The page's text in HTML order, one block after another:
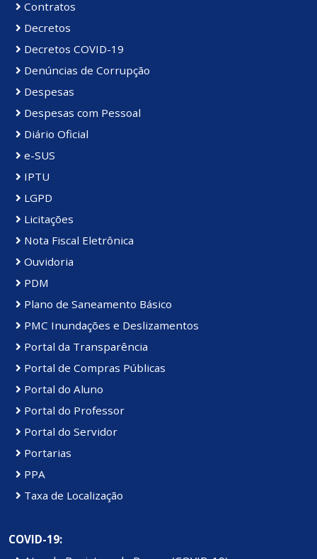
Contratos
Decretos
Decretos COVID-19
Denúncias de Corrupção
Despesas
Despesas com Pessoal
Diário Oficial
e-SUS
IPTU
LGPD
Licitações
Nota Fiscal Eletrônica
Ouvidoria
PDM
Plano de Saneamento Básico
PMC Inundações e Deslizamentos
Portal da Transparência
Portal de Compras Públicas
Portal do Aluno
Portal do Professor
Portal do Servidor
Portarias
PPA
Taxa de Localização
COVID-19: